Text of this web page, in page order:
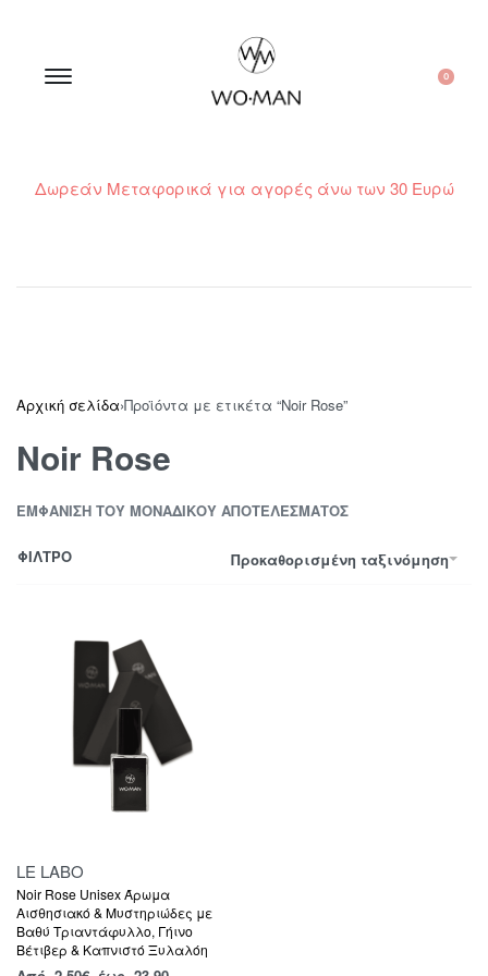
0
Δωρεάν Μεταφορικά για αγορές άνω των 30 Ευρώ
Αρχική σελίδα›Προϊόντα με ετικέτα “Noir Rose”
Noir Rose
ΕΜΦΆΝΙΣΗ ΤΟΥ ΜΟΝΑΔΙΚΟΎ ΑΠΟΤΕΛΈΣΜΑΤΟΣ
Προκαθορισμένη ταξινόμηση
ΦΙΛΤΡΟ
LE LABO
Noir Rose Unisex Άρωμα
Αισθησιακό & Μυστηριώδες με
Βαθύ Τριαντάφυλλο, Γήινο
Βέτιβερ & Καπνιστό Ξυλαλόη